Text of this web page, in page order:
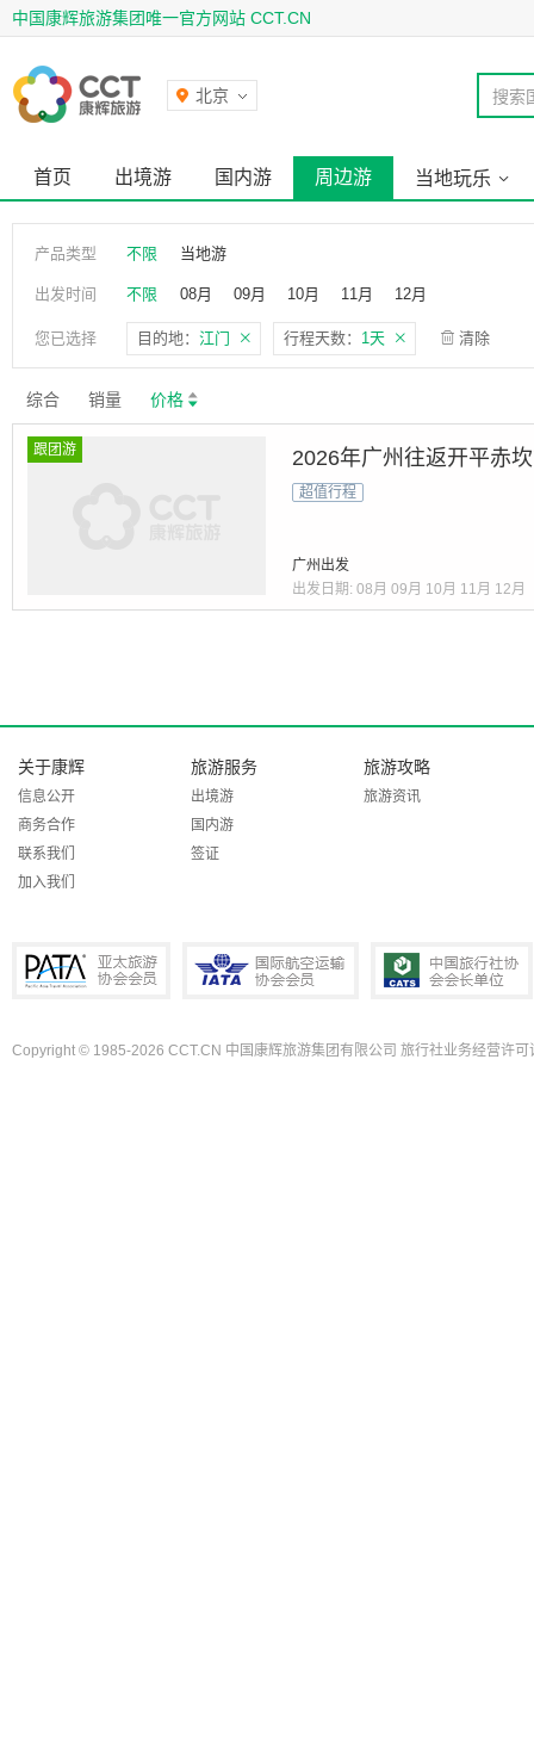
中国康辉旅游集团唯一官方网站 CCT.CN
北京 搜索
首页 出境游 国内游 周边游 当地玩乐
产品类型 不限 当地游
出发时间 不限 08月 09月 10月 11月 12月
您已选择 目的地： 江门 行程天数： 1天 清除
综合 销量 价格
跟团游 2026年广州往返开平赤
超值行程
广州出发
出发日期: 08月 09月 10月 11月 12月
关于康辉
信息公开
商务合作
联系我们
加入我们
旅游服务
出境游
国内游
签证
旅游攻略
旅游资讯
Copyright © 1985-2026 CCT.CN 中国康辉旅游集团有限公司 旅行社业务经营许